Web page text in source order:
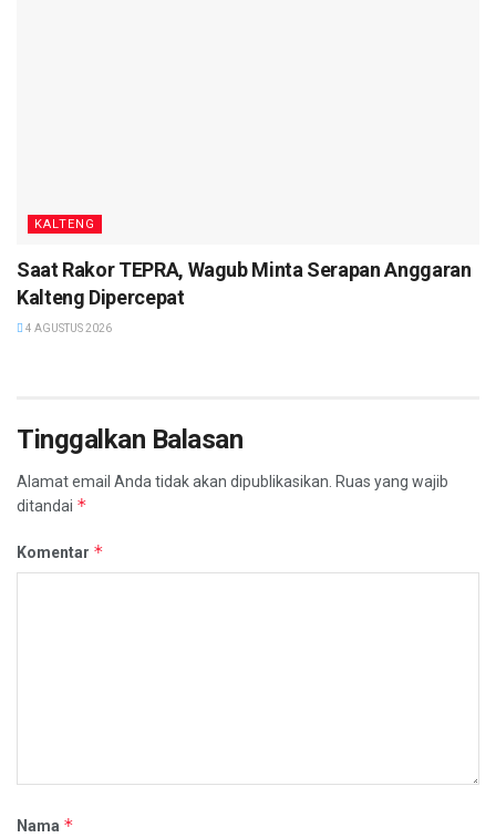
KALTENG
Saat Rakor TEPRA, Wagub Minta Serapan Anggaran
Kalteng Dipercepat
4 AGUSTUS 2026
Tinggalkan Balasan
Alamat email Anda tidak akan dipublikasikan. Ruas yang wajib
ditandai *
Komentar *
Nama *